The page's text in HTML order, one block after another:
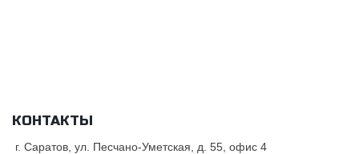
КОНТАКТЫ
г. Саратов, ул. Песчано-Уметская, д. 55, офис 4